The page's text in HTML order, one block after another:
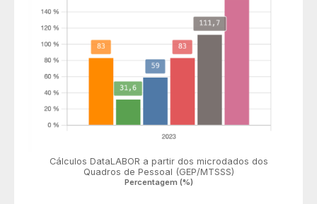
Cálculos DataLABOR a partir dos microdados dos
Quadros de Pessoal (GEP/MTSSS)
Percentagem (%)